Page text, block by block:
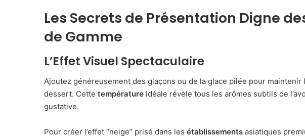
Les Secrets de Présentation Digne
de Gamme
L’Effet Visuel Spectaculaire
Ajoutez généreusement des glaçons ou de la glace pilée pour
dessert. Cette température idéale révèle tous les arômes subtils de
gustative.
Pour créer l’effet “neige” prisé dans les établissements asiatiques